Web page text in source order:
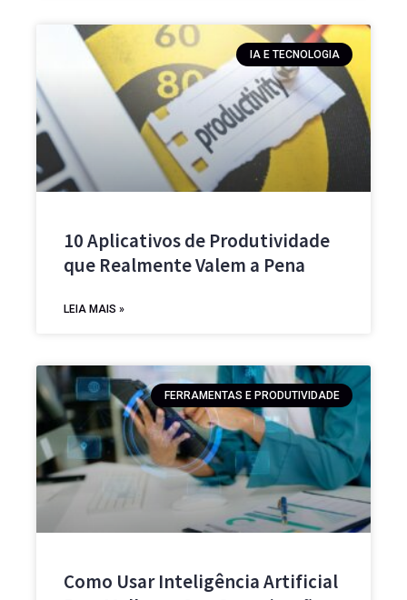
IA E TECNOLOGIA
10 Aplicativos de Produtividade
que Realmente Valem a Pena
LEIA MAIS »
FERRAMENTAS E PRODUTIVIDADE
Como Usar Inteligência Artificial